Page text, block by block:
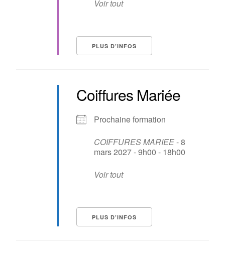
Voir tout
PLUS D’INFOS
Coiffures Mariée
Prochaine formation
COIFFURES MARIEE- 8
mars 2027 - 9h00 - 18h00
Voir tout
PLUS D’INFOS